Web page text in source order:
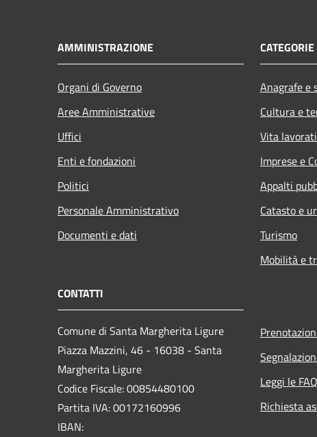
AMMINISTRAZIONE
Organi di Governo
Aree Amministrative
Uffici
Enti e fondazioni
Politici
Personale Amministrativo
Documenti e dati
Anagrafe e
Cultura e
Vita
Imprese e
Appalti
Catasto e
Turismo
Mobilità e
CONTATTI
Comune di Santa Margherita Ligure
Piazza Mazzini, 46 - 16038 - Santa
Margherita Ligure
Codice Fiscale: 00854480100
Partita IVA: 00172160996
IBAN:
Leggi le FAQ
Richiesta